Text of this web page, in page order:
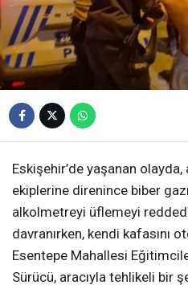
Eskişehir’de yaşanan
ekiplerine direnince biber
alkolmetreyi üflemeyi
davranırken, kendi kafasını
Esentepe Mahallesi
Sürücü, aracıyla tehlikeli bir